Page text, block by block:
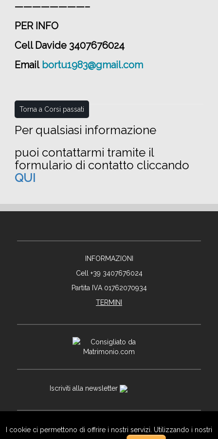
————————–
PER INFO
Cell Davide 3407676024
Email bortu1983@gmail.com
Torna a Corsi passati
Per qualsiasi informazione
puoi contattarmi tramite il
formulario di contatto cliccando
QUI
INFORMAZIONI
Cell +39 3407676024
Partita IVA 01762070934
TERMINI
Iscriviti alla newsletter
© Copyright Davide Bortuzzo
I cookie ci permettono di offrire i nostri servizi. Utilizzando i nostri